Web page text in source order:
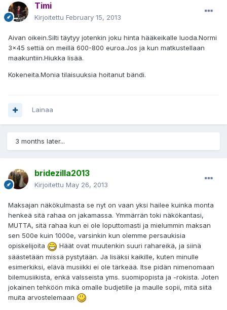
Timi
Kirjoitettu February 15, 2013
Aivan oikein.Silti täytyy jotenkin joku hinta hääkeikalle luoda.Normi
3x45 settiä on meillä 600-800 euroa.Jos ja kun matkustellaan
maakuntiin.Hiukka lisää.
Kokeneita.Monia tilaisuuksia hoitanut bändi.
Lainaa
3 months later...
bridezilla2013
Kirjoitettu May 26, 2013
Maksajan näkökulmasta se nyt on vaan yksi hailee kuinka monta
henkeä sitä rahaa on jakamassa. Ymmärrän toki näkökantasi,
MUTTA, sitä rahaa kun ei ole loputtomasti ja mielummin maksan
sen 500e kuin 1000e, varsinkin kun olemme persaukisia
opiskelijoita
Häät ovat muutenkin suuri rahareikä, ja siinä
säästetään missä pystytään. Ja lisäksi kaikille, kuten minulle
esimerkiksi, elävä musiikki ei ole tärkeää. Itse pidän nimenomaan
bilemusiikista, enkä valsseista yms. suomipopista ja -rokista. Joten
jokainen tehköön mikä omalle budjetille ja maulle sopii, mitä siitä
muita arvostelemaan